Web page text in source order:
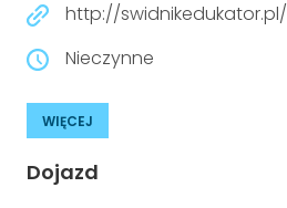
http://swidnikedukator.pl/
Nieczynne
WIĘCEJ
Dojazd